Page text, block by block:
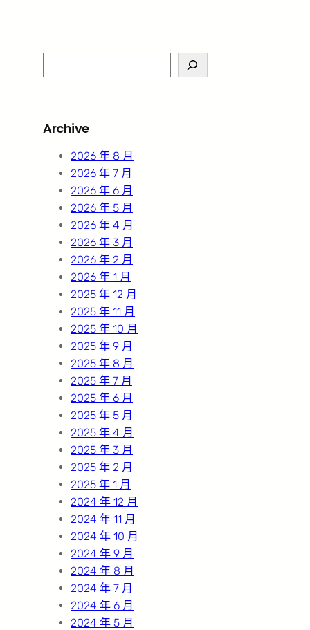
e
c
Archive
2026 年 8 月
2026 年 7 月
2026 年 6 月
2026 年 5 月
2026 年 4 月
2026 年 3 月
2026 年 2 月
2026 年 1 月
2025 年 12 月
2025 年 11 月
2025 年 10 月
2025 年 9 月
2025 年 8 月
2025 年 7 月
2025 年 6 月
2025 年 5 月
2025 年 4 月
2025 年 3 月
2025 年 2 月
2025 年 1 月
2024 年 12 月
2024 年 11 月
2024 年 10 月
2024 年 9 月
2024 年 8 月
2024 年 7 月
2024 年 6 月
2024 年 5 月